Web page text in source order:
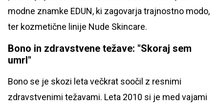
modne znamke EDUN, ki zagovarja trajnostno modo,
ter kozmetične linije Nude Skincare.
Bono in zdravstvene težave: "Skoraj sem
umrl"
Bono se je skozi leta večkrat soočil z resnimi
zdravstvenimi težavami. Leta 2010 si je med vajami